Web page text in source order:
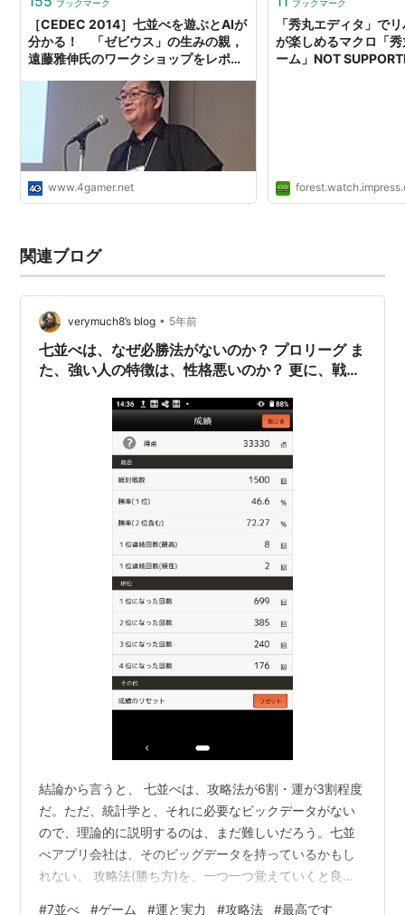
ブックマーク
［CEDEC 2014］七並べを遊ぶとAIが
分かる！ 「ゼビウス」の生みの親，
遠藤雅伸氏のワークショップをレポー
www.4gamer.net
ブックマーク
「秀丸エディタ」で
が楽しめるマクロ「
ーム」NOT
関連ブログ
verymuch8’s blog • 5年前
七並べは、なぜ必勝法がないのか？ プロリーグ ま
た、強い人の特徴は、性格悪いのか？ 更に、戦術
に、ゲームはどう人生に活かせばいいか？
結論から言うと、 七並べは、攻略法が6割・運が3割程度
だ。ただ、統計学と、それに必要なビックデータがない
ので、理論的に説明するのは、まだ難しいだろう。七並
べアプリ会社は、そのビッグデータを持っているかもし
れない。 攻略法(勝ち方)を、一つ一つ覚えていくと良い
#7並べ #ゲーム #運と実力 #攻略法 #最高です